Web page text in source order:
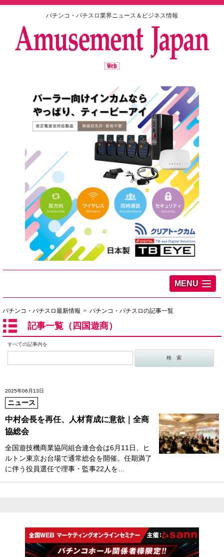
パチンコ・パチスロ業界ニュース＆ビジネス情報
MENU
パチンコ・パチスロ最新情報 パチンコ・パチスロの記事一覧
記事一覧（四国遊商）
すべての記事内を
2025年06月13日
ニュース
中村会長を再任、人材育成に意欲｜全商
協総会
全国遊技機商業協同組合連合会は6月11日、ヒ
ルトン東京お台場で通常総会を開催。任期満了
に伴う役員選任で理事・監事22人を…